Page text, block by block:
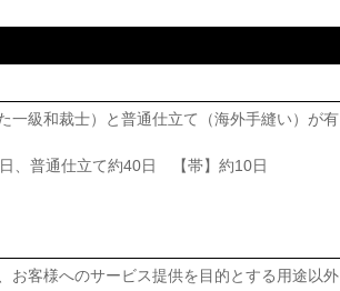
一級和裁士）と普通仕立て（海外手縫い）が有
、普通仕立て約40日 【帯】約10日
お客様へのサービス提供を目的とする用途以外